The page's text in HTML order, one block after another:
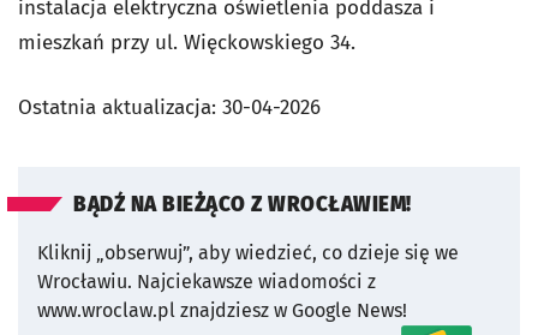
instalacja elektryczna oświetlenia poddasza i
mieszkań przy ul. Więckowskiego 34.
Ostatnia aktualizacja: 30-04-2026
BĄDŹ NA BIEŻĄCO Z WROCŁAWIEM!
Kliknij „obserwuj”, aby wiedzieć, co dzieje się we
Wrocławiu. Najciekawsze wiadomości z
www.wroclaw.pl znajdziesz w Google News!